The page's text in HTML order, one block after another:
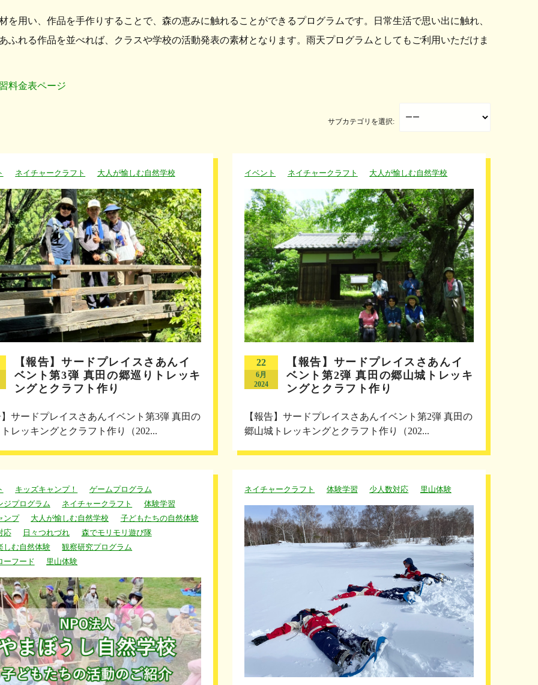
を用い、作品を手作りすることで、森の恵みに触れることができるプログラムです。日常生活で思い出に触れ、
ふれる作品を並べれば、クラスや学校の活動発表の素材となります。雨天プログラムとしてもご利用いただけま
料金表ページ
サブカテゴリを選択:
ネイチャークラフト 大人が愉しむ自然学校
【報告】サードプレイスさあんイ
ベント第3弾 真田の郷巡りトレッキ
ングとクラフト作り
サードプレイスさあんイベント第3弾 真田の
レッキングとクラフト作り（202...
イベント ネイチャークラフト 大人が愉しむ自然学校
22
6月
2024
【報告】サードプレイスさあんイ
ベント第2弾 真田の郷山城トレッキ
ングとクラフト作り
【報告】サードプレイスさあんイベント第2弾 真田の
郷山城トレッキングとクラフト作り（202...
キッズキャンプ！
ゲームプログラム
ジプログラム
ネイチャークラフト
体験学習
ンプ
大人が愉しむ自然学校
子どもたちの自然体験
応
日々つれづれ
森でモリモリ遊び隊
しむ自然体験
観察研究プログラム
ーフード
里山体験
ネイチャークラフト 体験学習 少人数対応 里山体験